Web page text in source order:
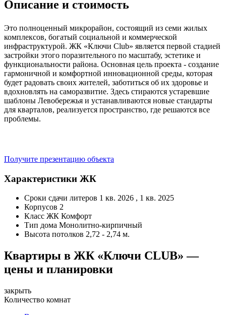
Описание и стоимость
Это полноценный микрорайон, состоящий из семи жилых
комплексов, богатый социальной и коммерческой
инфраструктурой. ЖК «Ключи Club» является первой стадией
застройки этого поразительного по масштабу, эстетике и
функциональности района. Основная цель проекта - создание
гармоничной и комфортной инновационной среды, которая
будет радовать своих жителей, заботиться об их здоровье и
вдохновлять на саморазвитие. Здесь стираются устаревшие
шаблоны Левобережья и устанавливаются новые стандарты
для кварталов, реализуется пространство, где решаются все
проблемы.
Получите презентацию объекта
Характеристики ЖК
Сроки сдачи литеров 1 кв. 2026 , 1 кв. 2025
Корпусов 2
Класс ЖК Комфорт
Тип дома Монолитно-кирпичный
Высота потолков 2,72 - 2,74 м.
Квартиры в ЖК «Ключи CLUB» —
цены и планировки
закрыть
Количество комнат